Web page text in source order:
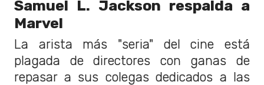
Samuel L. Jackson respalda a
Marvel
La arista más "seria" del cine está
plagada de directores con ganas de
repasar a sus colegas dedicados a las